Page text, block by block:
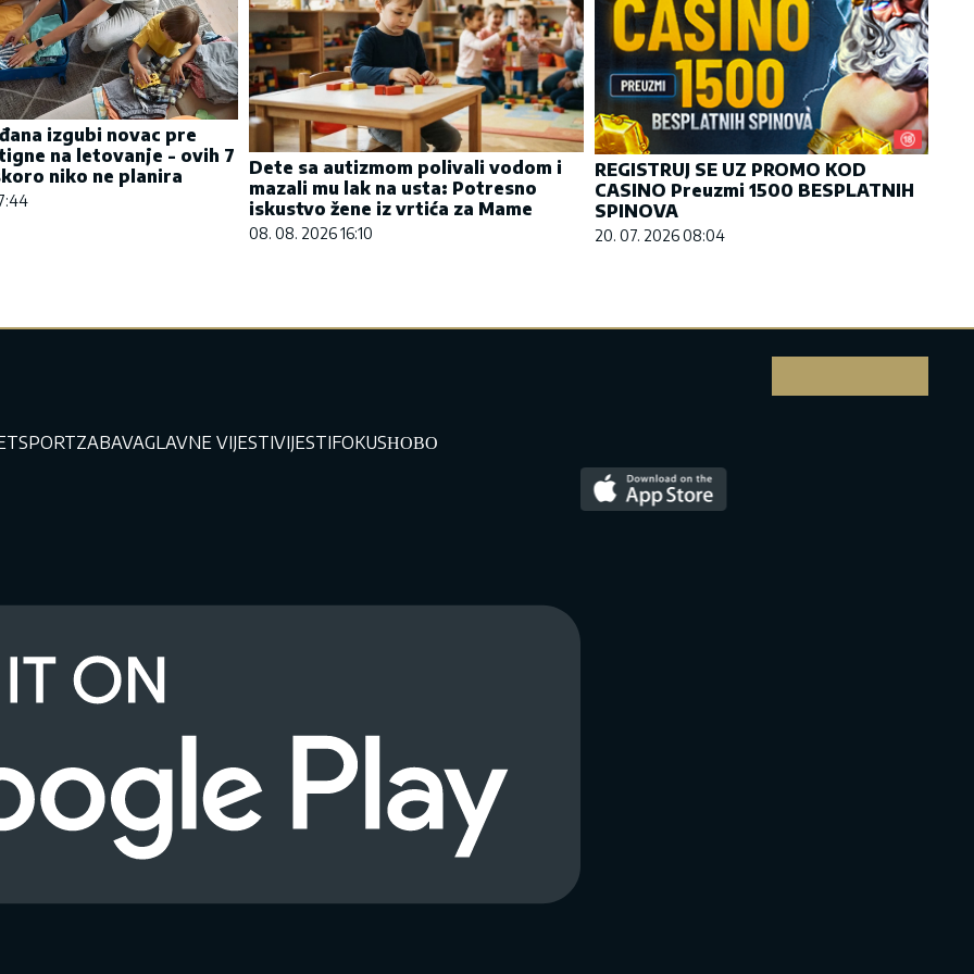
izgubi novac pre
na letovanje - ovih 7
niko ne planira
Dete sa autizmom polivali vodom i
mazali mu lak na usta: Potresno
iskustvo žene iz vrtića za Mame
08. 08. 2026 16:10
REGISTRUJ SE UZ PROMO KOD
CASINO Preuzmi 1500 BESPLATNIH
SPINOVA
20. 07. 2026 08:04
SPORTZABAVAGLAVNE VIJESTIVIJESTIFOKUSНОВО